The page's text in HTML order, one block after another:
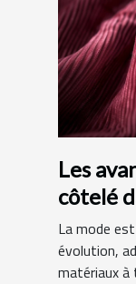
Les
côtelé
La mode
évolution,
matériaux à